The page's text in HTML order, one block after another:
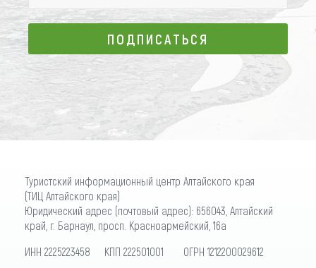
ПОДПИСАТЬСЯ
ПОДПИСАТЬСЯ
Туристский информационный центр Алтайского края
(ТИЦ Алтайского края)
Юридический адрес (почтовый адрес): 656043, Алтайский
край, г. Барнаул, просп. Красноармейский, 16а
ИНН 2225223458 КПП 222501001 ОГРН 1212200029612